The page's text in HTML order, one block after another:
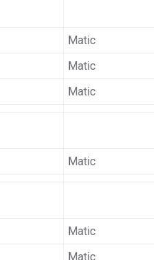
Matic
Matic
Matic
Matic
Matic
Matic